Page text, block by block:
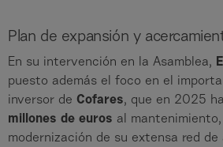
Plan de expansión y
En su intervención en la Asamblea,
puesto además el foco en el
inversor de Cofares, que en 2025
millones de euros al
modernización de su extensa red